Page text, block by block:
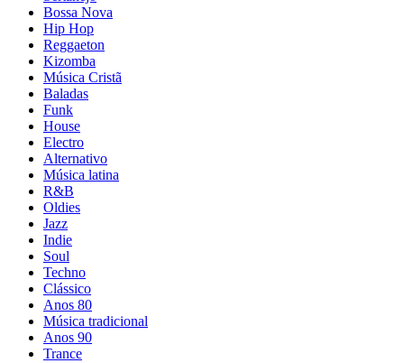
Bossa Nova
Hip Hop
Reggaeton
Kizomba
Música Cristã
Baladas
Funk
House
Electro
Alternativo
Música latina
R&B
Oldies
Jazz
Indie
Soul
Techno
Clássico
Anos 80
Música tradicional
Anos 90
Trance